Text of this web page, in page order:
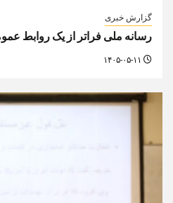
گزارش خبری
رسانه ملی فراتر از یک روابط